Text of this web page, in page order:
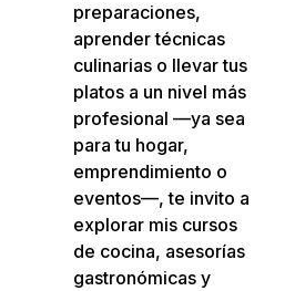
preparaciones,
aprender técnicas
culinarias o llevar tus
platos a un nivel más
profesional —ya sea
para tu hogar,
emprendimiento o
eventos—, te invito a
explorar mis cursos
de cocina, asesorías
gastronómicas y